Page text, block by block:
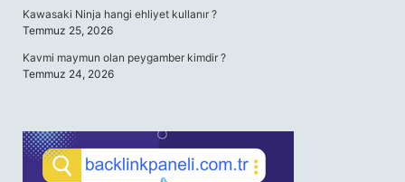
Kawasaki Ninja hangi ehliyet kullanır ?
Temmuz 25, 2026
Kavmi maymun olan peygamber kimdir ?
Temmuz 24, 2026